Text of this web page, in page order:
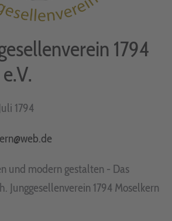
1794
1794
und modern gestalten - Das
Junggesellenverein 1794 Moselkern